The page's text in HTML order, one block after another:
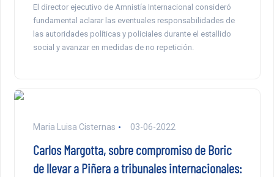
El director ejecutivo de Amnistía Internacional consideró
fundamental aclarar las eventuales responsabilidades de
las autoridades políticas y policiales durante el estallido
social y avanzar en medidas de no repetición.
Maria Luisa Cisternas 03-06-2022
Carlos Margotta, sobre compromiso de Boric
de llevar a Piñera a tribunales internacionales: